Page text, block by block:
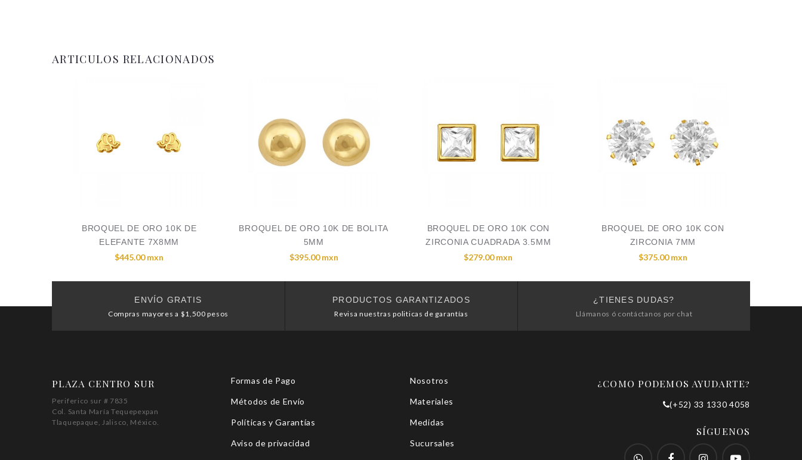
ARTICULOS RELACIONADOS
BROQUEL DE ORO 10K DE
ELEFANTE 7X8MM
$445.00 mxn
BROQUEL DE ORO 10K DE BOLITA
5MM
$395.00 mxn
BROQUEL DE ORO 10K CON
ZIRCONIA CUADRADA 3.5MM
$279.00 mxn
BROQUEL DE ORO 10K CON
ZIRCONIA 7MM
$375.00 mxn
ENVÍO GRATIS
Compras mayores a $1,500 pesos
PRODUCTOS GARANTIZADOS
Revisa nuestras politicas de garantías
¿TIENES DUDAS?
Llámanos ó contáctanos por chat
PLAZA CENTRO SUR
Periferico sur # 7835
Col. Santa María Tequepexpan
Tlaquepaque, Jalisco, México.
Formas de Pago
Métodos de Envío
Políticas y Garantías
Aviso de privacidad
Nosotros
Materiales
Medidas
Sucursales
¿COMO PODEMOS AYUDARTE?
(+52) 33 1330 4058
SÍGUENOS